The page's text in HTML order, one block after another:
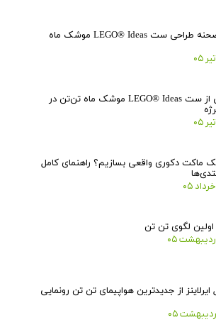
پشت صحنه طراحی ست LEGO® Ideas موشک ماه
رونمایی از ست LEGO® Ideas موشک ماه تن‌تن در
ماکت دکوری واقعی بسازیم؟ راهنمای کامل
لگوی تن تن
از جدیدترین هواپیمای تن تن رونمایی